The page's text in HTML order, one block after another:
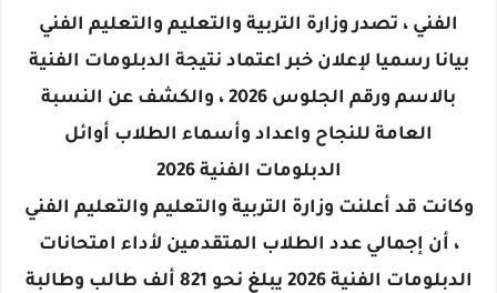
الفني ، تصدر وزارة التربية والتعليم والتعليم الفني
بيانا رسميا لإعلان خبر اعتماد نتيجة الدبلومات الفنية
بالاسم ورقم الجلوس 2026 ، والكشف عن النسبة
العامة للنجاح واعداد وأسماء الطلاب أوائل
الدبلومات الفنية 2026
وكانت قد أعلنت وزارة التربية والتعليم والتعليم الفني
، أن إجمالي عدد الطلاب المتقدمين لأداء امتحانات
الدبلومات الفنية 2026 يبلغ نحو 821 ألف طالب وطالبة